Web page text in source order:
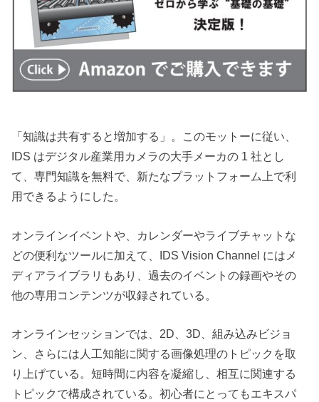
「知識は共有すると増加する」。このモットーに従い、
IDS はデジタル産業用カメラの大手メーカの 1 社とし
て、専門知識を無料で、新たなプラットフォーム上で利
用できるようにした。
オンラインイベントや、カレンダーやライブチャットな
どの便利なツールに加えて、IDS Vision Channel にはメ
ディアライブラリもあり、過去のイベントの録画やその
他の専用コンテンツが収録されている。
オンラインセッションでは、2D、3D、組み込みビジョ
ン、さらには人工知能に関する画像処理のトピックを取
り上げている。短時間に内容を凝縮し、相互に関連する
トピックで構成されている。初心者にとってもエキスパ